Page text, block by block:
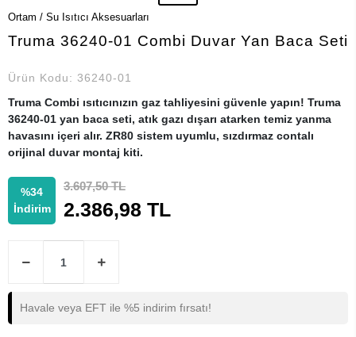
Ortam / Su Isıtıcı Aksesuarları
Truma 36240-01 Combi Duvar Yan Baca Seti
Ürün Kodu: 36240-01
Truma Combi ısıtıcınızın gaz tahliyesini güvenle yapın! Truma
36240-01 yan baca seti, atık gazı dışarı atarken temiz yanma
havasını içeri alır. ZR80 sistem uyumlu, sızdırmaz contalı
orijinal duvar montaj kiti.
%34
İndirim
3.607,50 TL
2.386,98 TL
Havale veya EFT ile %5 indirim fırsatı!